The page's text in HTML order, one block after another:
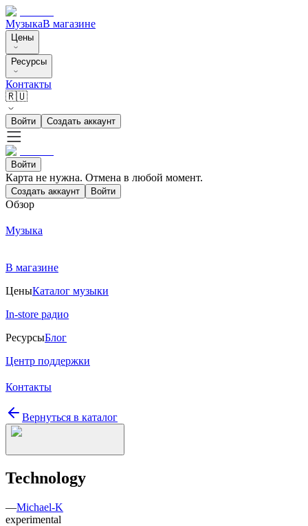
МузыкаВ магазине
Цены
Ресурсы
Контакты
🇷🇺
Войти Создать аккаунт
Войти
Карта не нужна. Отмена в любой момент.
Создать аккаунт Войти
Обзор
Музыка
В магазине
ЦеныКаталог музыки
In-store радио
РесурсыБлог
Центр поддержки
Контакты
Вернуться в каталог
Technology
—Michael-K
experimental